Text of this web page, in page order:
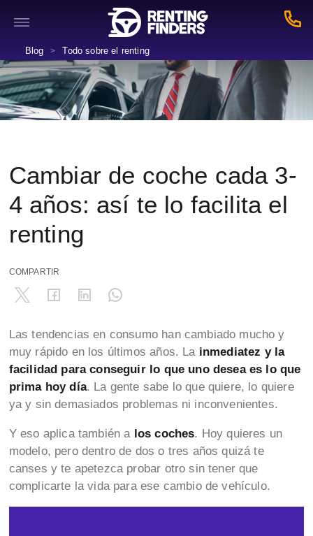
Blog > Todo sobre el renting
Cambiar de coche cada 3-
4 años: así te lo facilita el
renting
COMPARTIR
Las tendencias en consumo han cambiado mucho y
muy rápido en los últimos años. Lainmediatez y la
facilidad para conseguir lo que uno desea es lo que
prima hoy día. La gente sabe lo que quiere, lo quiere
ya y sin demasiados problemas ni inconvenientes.
Y eso aplica también a los coches. Hoy quieres un
modelo, pero dentro de dos o tres años quizá te
canses y te apetezca probar otro sin tener que
complicarte la vida para ese cambio de vehículo.